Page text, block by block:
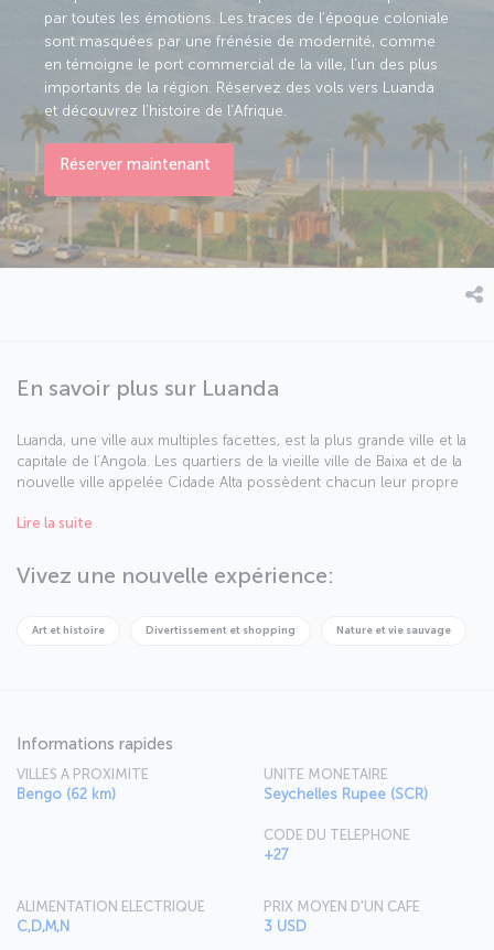
par toutes les émotions. Les traces de l’époque coloniale
sont masquées par une frénésie de modernité, comme
en témoigne le port commercial de la ville, l’un des plus
importants de la région. Réservez des vols vers Luanda
et découvrez l’histoire de l’Afrique.
Réserver maintenant
En savoir plus sur Luanda
Luanda, une ville aux multiples facettes, est la plus grande ville et la
capitale de l’Angola. Les quartiers de la vieille ville de Baixa et de la
nouvelle ville appelée Cidade Alta possèdent chacun leur propre
de la vieille ville sont remplacées par l’intonation mélodique du
conversez avec les locaux.
Lire la suite
Vivez une nouvelle expérience:
Art et histoire Divertissement et shopping Nature et vie sauvage
Informations rapides
VILLES A PROXIMITE
Bengo (62 km)
UNITE MONETAIRE
Seychelles Rupee (SCR)
CODE DU TELEPHONE
+27
ALIMENTATION ELECTRIQUE
C,D,M,N
PRIX MOYEN D'UN CAFE
3 USD